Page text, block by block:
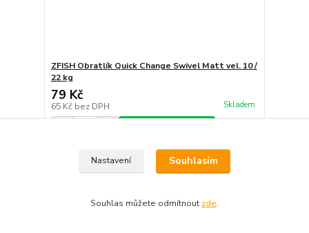
ZFISH Obratlík Quick Change Swivel Matt vel. 10 /
22 kg
79 Kč
65 Kč bez DPH Skladem
Nastavení Souhlasím
Souhlas můžete odmítnout zde.